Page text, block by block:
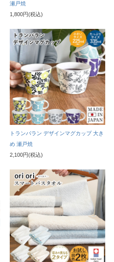
瀬戸焼
1,800円(税込)
トランパラン デザインマグカップ 大き
め 瀬戸焼
2,100円(税込)